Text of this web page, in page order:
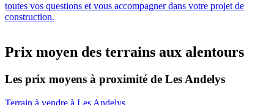
toutes vos questions et vous accompagner dans votre projet de
construction.
Prix moyen des terrains aux alentours
Les prix moyens à proximité de Les Andelys
Terrain à vendre à Les Andelys